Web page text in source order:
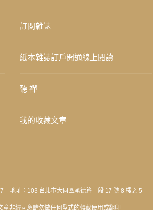
訂閱雜誌
紙本雜誌訂戶開通線上閱讀
聽 禪
我的收藏文章
址：103 台北市大同區承德路一段 17 號 8 樓之 5
非經同意請勿做任何型式的轉載使用或翻印